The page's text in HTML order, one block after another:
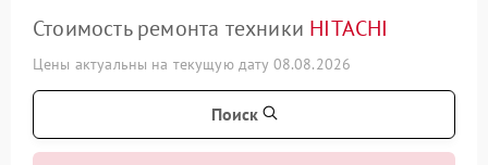
Стоимость ремонта техники HITACHI
Цены актуальны на текущую дату 08.08.2026
Поиск